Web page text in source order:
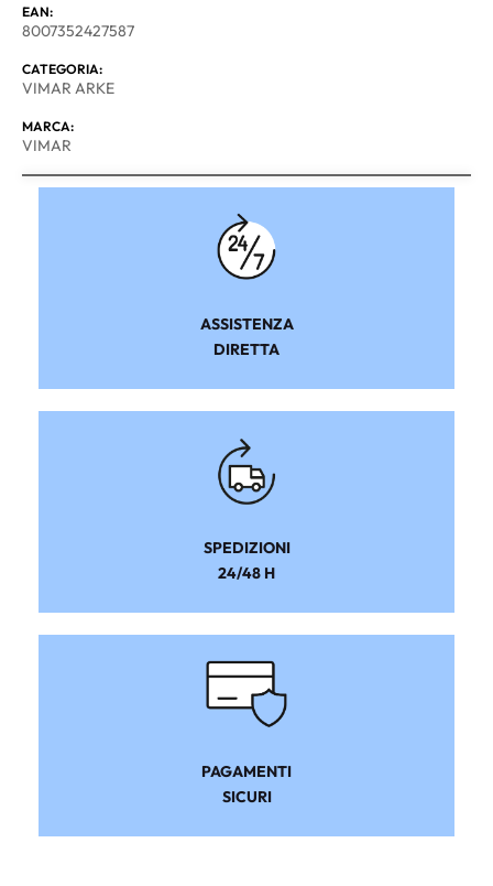
EAN:
8007352427587
CATEGORIA:
VIMAR ARKE
MARCA:
VIMAR
ASSISTENZA
DIRETTA
SPEDIZIONI
24/48 H
PAGAMENTI
SICURI